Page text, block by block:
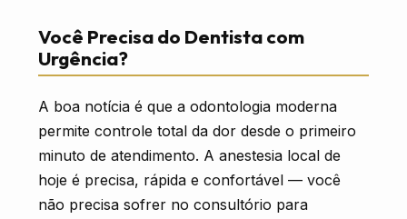
Você Precisa do Dentista com
Urgência?
A boa notícia é que a odontologia moderna
permite controle total da dor desde o primeiro
minuto de atendimento. A anestesia local de
hoje é precisa, rápida e confortável — você
não precisa sofrer no consultório para